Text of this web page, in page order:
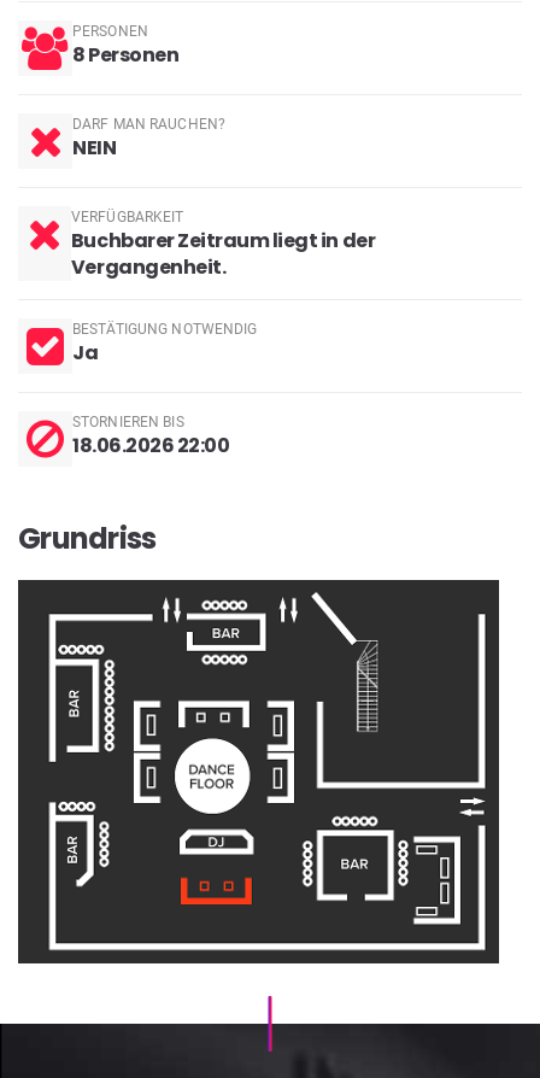
PERSONEN
8 Personen
DARF MAN RAUCHEN?
NEIN
VERFÜGBARKEIT
Buchbarer Zeitraum liegt in der
Vergangenheit.
BESTÄTIGUNG NOTWENDIG
Ja
STORNIEREN BIS
18.06.2026 22:00
Grundriss